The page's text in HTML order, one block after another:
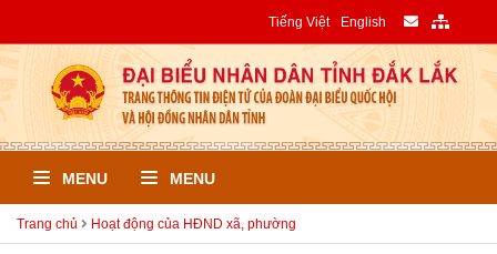
Tiếng Việt English
MENU MENU
Trang chủ Hoạt động của HĐND xã, phường